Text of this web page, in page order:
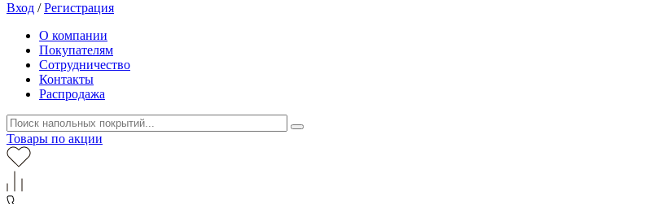
Вход /Регистрация
О компании
Покупателям
Сотрудничество
Контакты
Распродажа
Товары по акции